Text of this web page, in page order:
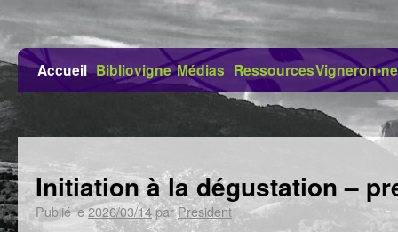
Accueil Bibliovigne Médias Ressources
Initiation à la dégustation –
Publié le2026/03/14parPresident